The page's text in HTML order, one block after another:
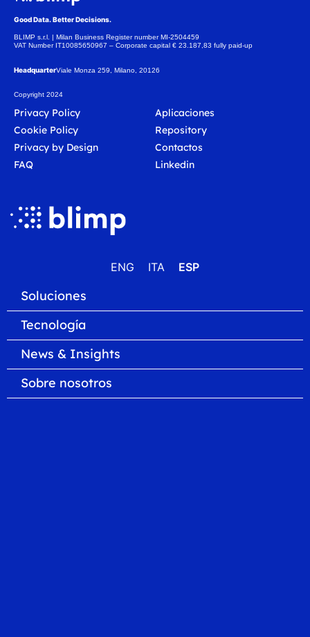
Good Data. Better Decisions.
BLIMP s.r.l. | Milan Business Register number MI-2504459
VAT Number IT10085650967 – Corporate capital € 23.187,83 fully paid-up
HeadquarterViale Monza 259, Milano, 20126
Copyright 2024
Privacy Policy
Cookie Policy
Privacy by Design
FAQ
Aplicaciones
Repository
Contactos
Linkedin
ENG ITA ESP
Soluciones
Tecnología
News & Insights
Sobre nosotros